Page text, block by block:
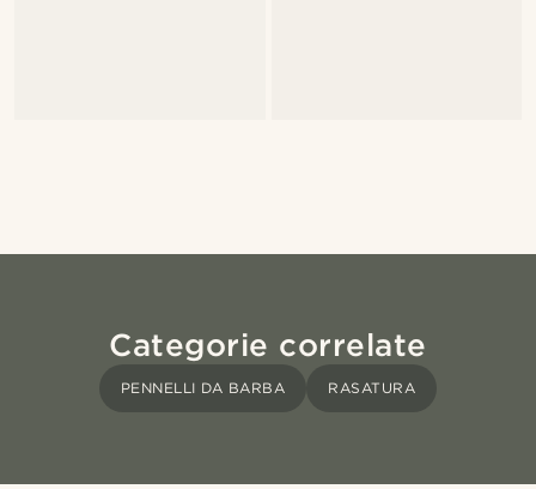
Categorie correlate
PENNELLI DA BARBA RASATURA